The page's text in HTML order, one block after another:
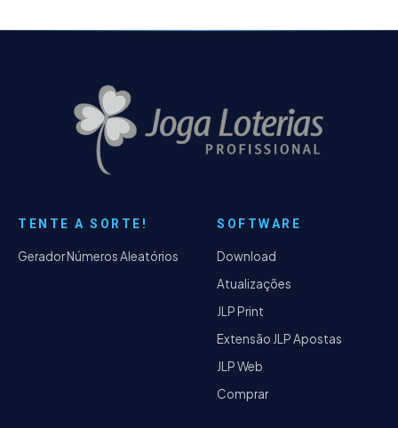
TENTE A SORTE!
Gerador Números Aleatórios
SOFTWARE
Download
Atualizações
JLP Print
Extensão JLP Apostas
JLP Web
Comprar